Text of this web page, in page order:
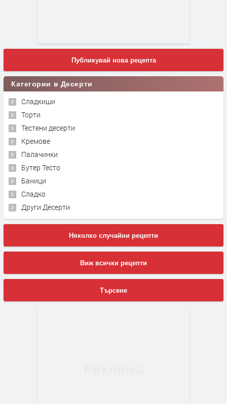
Публикувай нова рецепта
Категории в Десерти
Сладкиши
Торти
Тестени десерти
Кремове
Палачинки
Бутер Тесто
Баници
Сладко
Други Десерти
Няколко случайни рецепти
Виж всички рецепти
Търсене